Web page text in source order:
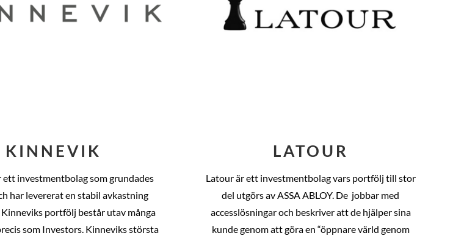
KINNEVIK
ett investmentbolag som grundades
har levererat en stabil avkastning
Kinneviks portfölj består utav många
som Investors. Kinneviks största
LATOUR
Latour är ett investmentbolag vars portfölj till stor
del utgörs av ASSA ABLOY. De jobbar med
accesslösningar och beskriver att de hjälper sina
kunde genom att göra en “öppnare värld genom